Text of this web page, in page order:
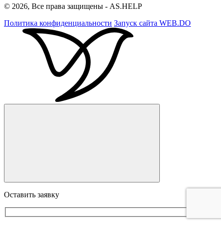
© 2026, Все права защищены - AS.HELP
Политика конфиденциальности Запуск сайта WEB.DO
Оставить заявку